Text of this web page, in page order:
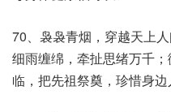
70、袅袅青烟，穿越天上
细雨缠绵，牵扯思绪万千
临，把先祖祭奠，珍惜身